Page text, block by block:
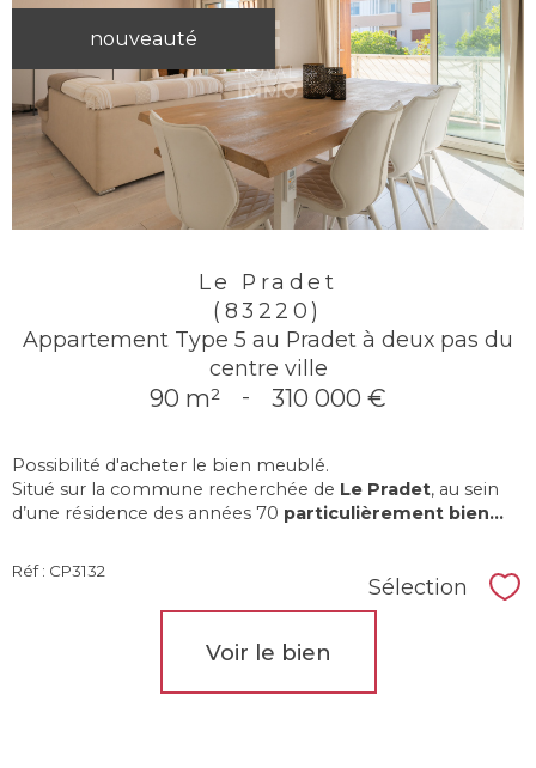
nouveauté
Le Pradet
(83220)
Appartement Type 5 au Pradet à deux pas du
centre ville
90 m² - 310 000 €
Possibilité d'acheter le bien meublé.
Situé sur la commune recherchée de Le Pradet, au sein
d’une résidence des années 70 particulièrement bien...
Réf : CP3132
Sélection
Voir le bien